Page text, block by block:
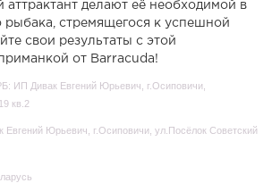
делают её необходимой в
рыбака, стремящегося к успешной
свои результаты с этой
от Barracuda!
ИП Дивак Евгений Юрьевич, г.Осиповичи,
кв.2
Евгений Юрьевич, г.Осиповичи, ул.Посёлок Советский